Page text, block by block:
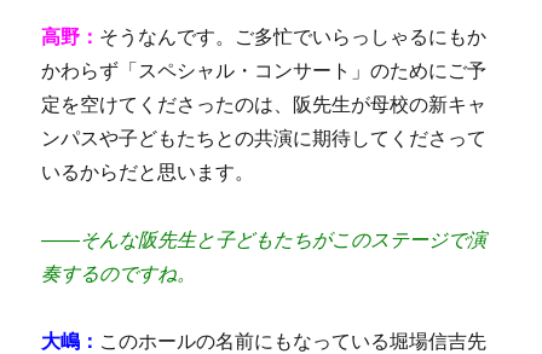
高野： そうなんです。ご多忙でいらっしゃるにもか
かわらず「スペシャル・コンサート」のためにご予
定を空けてくださったのは、阪先生が母校の新キャ
ンパスや子どもたちとの共演に期待してくださって
いるからだと思います。
――そんな阪先生と子どもたちがこのステージで演
奏するのですね。
大嶋： このホールの名前にもなっている堀場信吉先